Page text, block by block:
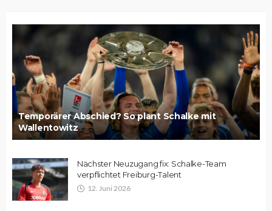
Temporärer Abschied? So plant Schalke mit
Wallentowitz
Nächster Neuzugang fix: Schalke-Team
verpflichtet Freiburg-Talent
12. Juni 2026